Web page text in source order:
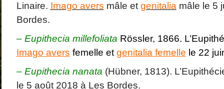
Linaire. Imago avers mâle et genitalia mâle le 5
Bordes.
– Eupithecia millefoliata Rössler, 1866.
Imago avers femelle et genitalia femelle le 22
– Eupithecia nanata (Hübner, 1813).
le 5 août 2018 à Les Bordes.